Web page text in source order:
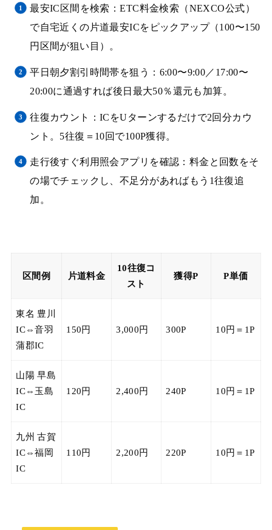
最安IC区間を検索：ETC料金検索（NEXCO公式）
で自宅近くの片道最安ICをピックアップ（100〜150
円区間が狙い目）。
平日朝夕割引時間帯を狙う：6:00〜9:00／17:00〜
20:00に通過すれば後日最大50％還元も加算。
往復カウント：ICをUターンするだけで2回分カウ
ント。5往復＝10回で100P獲得。
走行後すぐ利用照会アプリを確認：料金と回数をそ
の場でチェックし、不足分があればもう1往復追
加。
区間例 片道料金
10往復コ
スト
獲得P P単価
東名 豊川
IC⇔音羽
蒲郡IC
150円 3,000円 300P 10円＝1P
山陽 早島
IC⇔玉島
IC
120円 2,400円 240P 10円＝1P
九州 古賀
IC⇔福岡
IC
110円 2,200円 220P 10円＝1P